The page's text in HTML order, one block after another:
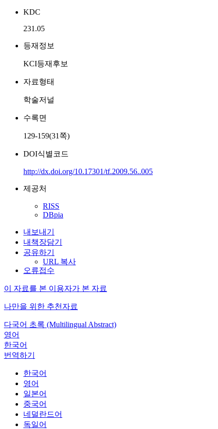
KDC
231.05
등재정보
KCI등재후보
자료형태
학술저널
수록면
129-159(31쪽)
DOI식별코드
http://dx.doi.org/10.17301/tf.2009.56..005
제공처
RISS
DBpia
내보내기
내책장담기
공유하기
URL 복사
오류접수
이 자료를 본 이용자가 본 자료
나만을 위한 추천자료
다국어 초록 (Multilingual Abstract)
영어
한국어
번역하기
한국어
영어
일본어
중국어
네덜란드어
독일어